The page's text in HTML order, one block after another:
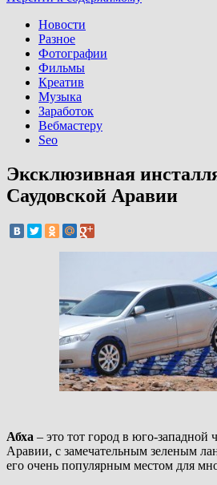
Новости
Разное
Фотографии
Фильмы
Креатив
Музыка
Заработок
Вебмастеру
Seo
Эксклюзивная
Саудовской Аравии
Абха – это тот город в юго-западной
Аравии, с замечательным зеленым
его очень популярным местом для